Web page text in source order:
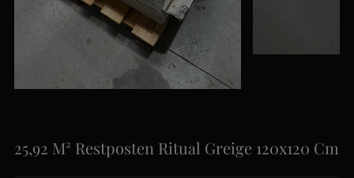
25,92 M² Restposten Ritual Greige 120x120 Cm